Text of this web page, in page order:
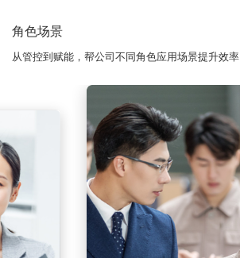
角色场景
从管控到赋能，帮公司不同角色应用场景提升效率